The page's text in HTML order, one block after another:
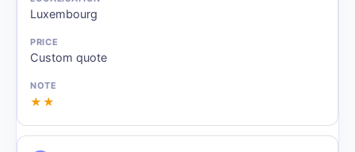
Luxembourg
Custom quote
★★